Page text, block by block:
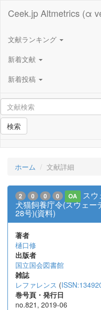
Ceek.jp Altmetrics (α
文献ランキング
新着文献
新着投稿
検索
ホーム 文献詳細
2 0 0 0 OA
スウ
犬猫飼養庁令(スウェ
28号)(資料)
著者
樋口修
出版者
国立国会図書館
雑誌
レファレンス (
巻号頁・発行日
no.821, 2019-06